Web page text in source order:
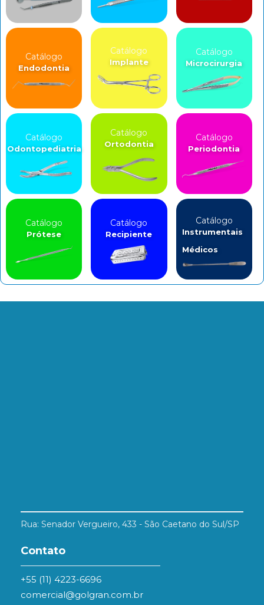
Catálogo
Endodontia
Catálogo
Implante
Catálogo
Microcirurgia
Catálogo
Odontopediatria
Catálogo
Ortodontia
Catálogo
Periodontia
Catálogo
Prótese
Catálogo
Recipiente
Catálogo
Instrumentais
Médicos
Rua: Senador Vergueiro, 433 - São Caetano do Sul/SP
Contato
+55 (11) 4223-6696
comercial@golgran.com.br